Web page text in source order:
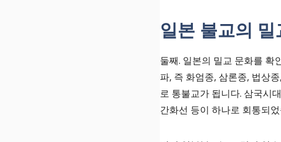
일본 불교의 밀
둘째. 일본의 밀교 문화를 확
파, 즉 화엄종, 삼론종, 법상
로 통불교가 됩니다. 삼국시
간화선 등이 하나로 회통되